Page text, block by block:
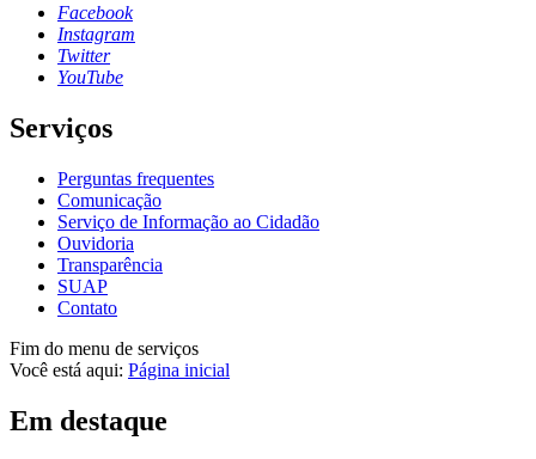
Facebook
Instagram
Twitter
YouTube
Serviços
Perguntas frequentes
Comunicação
Serviço de Informação ao Cidadão
Ouvidoria
Transparência
SUAP
Contato
Fim do menu de serviços
Você está aqui: Página inicial
Em destaque